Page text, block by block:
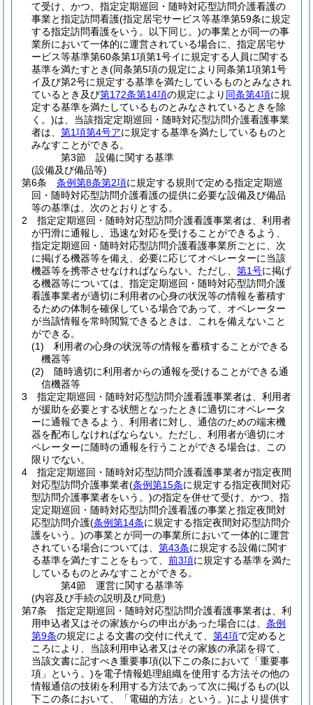
て受け、かつ、指定定期巡回・随時対応型訪問介護看護の
事業と指定訪問看護(指定居宅サービス等基準第59条に規定
する指定訪問看護をいう。以下同じ。)の事業とが同一の事
業所において一体的に運営されている場合に、指定居宅サ
ービス等基準第60条第1項第1号イに規定する人員に関する
基準を満たすとき(同条第5項の規定により同条第1項第1号
イ及び第2号に規定する基準を満たしているものとみなされ
ているとき及び第172条第14項の規定により 同条第4項に規
定する基準を満たしているものとみなされているときを除
く。)は、当該指定定期巡回・随時対応型訪問介護看護事業
者は、 第1項第4号アに規定する基準を満たしているものと
みなすことができる。
第3節
設備に関する基準
(設備及び備品等)
第6条
条例第8条第2項に規定する規則で定める指定定期巡
回・随時対応型訪問介護看護の提供に必要な設備及び備品
等の基準は、次のとおりとする。
2
指定定期巡回・随時対応型訪問介護看護事業者は、利用者
が円滑に通報し、迅速な対応を受けることができるよう、
指定定期巡回・随時対応型訪問介護看護事業所ごとに、次
に掲げる機器等を備え、必要に応じてオペレーターに当該
機器等を携帯させなければならない。 ただし、 第1号に掲げ
る機器等については、指定定期巡回・随時対応型訪問介護
看護事業者が適切に利用者の心身の状況等の情報を蓄積す
るための体制を確保している場合であって、オペレーター
が当該情報を常時閲覧できるときは、これを備えないこと
ができる。
(1)
利用者の心身の状況等の情報を蓄積することができる
機器等
(2)
随時適切に利用者からの通報を受けることができる通
信機器等
3
指定定期巡回・随時対応型訪問介護看護事業者は、利用者
が援助を必要とする状態となったときに適切にオペレータ
ーに通報できるよう、利用者に対し、通信のための端末機
器を配布しなければならない。 ただし、利用者が適切にオ
ペレーターに随時の通報を行うことができる場合は、この
限りでない。
4
指定定期巡回・随時対応型訪問介護看護事業者が指定夜間
対応型訪問介護事業者(条例第15条に規定する指定夜間対応
型訪問介護事業者をいう。)の指定を併せて受け、かつ、指
定定期巡回・随時対応型訪問介護看護の事業と指定夜間対
応型訪問介護(条例第14条に規定する指定夜間対応型訪問介
護をいう。)の事業とが同一の事業所において一体的に運営
されている場合については、 第43条に規定する設備に関す
る基準を満たすことをもって、 前3項に規定する基準を満た
しているものとみなすことができる。
第4節
運営に関する基準等
(内容及び手続の説明及び同意)
第7条
指定定期巡回・随時対応型訪問介護看護事業者は、利
用申込者又はその家族からの申出があった場合には、 条例
第9条の規定による文書の交付に代えて、 第4項で定めると
ころにより、当該利用申込者又はその家族の承諾を得て、
当該文書に記すべき重要事項(以下この条において「重要事
項」という。)を電子情報処理組織を使用する方法その他の
情報通信の技術を利用する方法であって次に掲げるもの(以
下この条において、「電磁的方法」という。)により提供す